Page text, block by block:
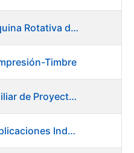
OE 08/25 - Oficial 2ª Máquina Rotativa de Sellos
Timbre
OE 21/24 - Ingeniero Auxiliar de Proyectos
OE 44/24 - Analista de Aplicaciones Industriales